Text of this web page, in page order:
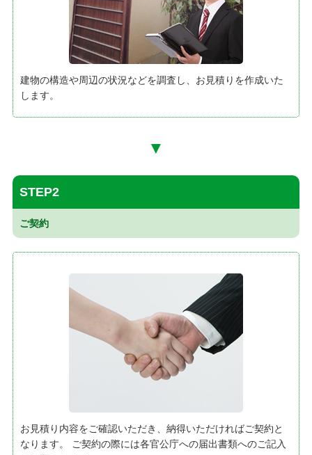
建物の構造や周辺の状況などを調査し、お見積りを作成いた
します。
▼
STEP2
ご契約
お見積り内容をご確認いただき、納得いただければご契約と
なります。 ご契約の際には各官公庁への届出書類へのご記入